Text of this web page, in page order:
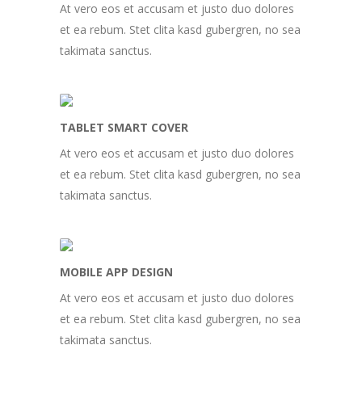
At vero eos et accusam et justo duo dolores
et ea rebum. Stet clita kasd gubergren, no sea
takimata sanctus.
TABLET SMART COVER
At vero eos et accusam et justo duo dolores
et ea rebum. Stet clita kasd gubergren, no sea
takimata sanctus.
MOBILE APP DESIGN
At vero eos et accusam et justo duo dolores
et ea rebum. Stet clita kasd gubergren, no sea
takimata sanctus.